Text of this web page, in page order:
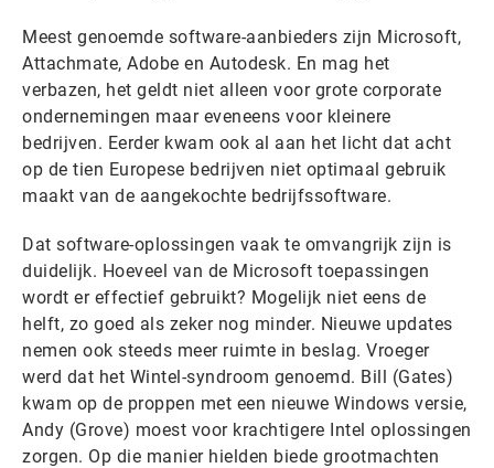
Meest genoemde software-aanbieders zijn Microsoft,
Attachmate, Adobe en Autodesk. En mag het
verbazen, het geldt niet alleen voor grote corporate
ondernemingen maar eveneens voor kleinere
bedrijven. Eerder kwam ook al aan het licht dat acht
op de tien Europese bedrijven niet optimaal gebruik
maakt van de aangekochte bedrijfssoftware.
Dat software-oplossingen vaak te omvangrijk zijn is
duidelijk. Hoeveel van de Microsoft toepassingen
wordt er effectief gebruikt? Mogelijk niet eens de
helft, zo goed als zeker nog minder. Nieuwe updates
nemen ook steeds meer ruimte in beslag. Vroeger
werd dat het Wintel-syndroom genoemd. Bill (Gates)
kwam op de proppen met een nieuwe Windows versie,
Andy (Grove) moest voor krachtigere Intel oplossingen
zorgen. Op die manier hielden biede grootmachten